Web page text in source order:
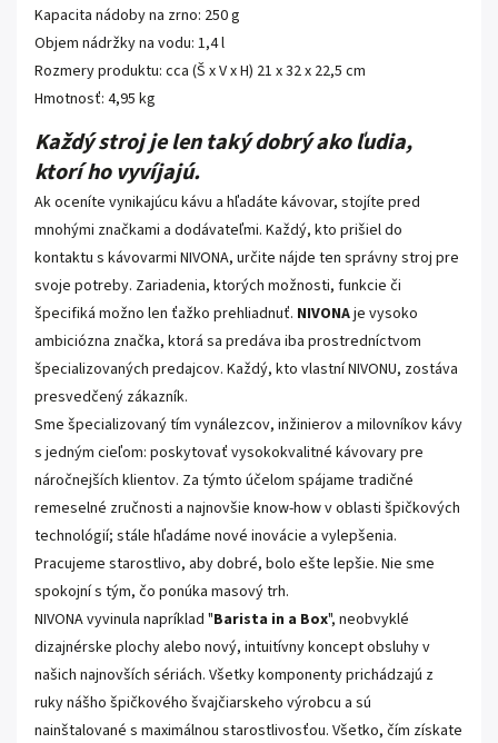
Kapacita nádoby na zrno: 250 g
Objem nádržky na vodu: 1,4 l
Rozmery produktu: cca (Š x V x H) 21 x 32 x 22,5 cm
Hmotnosť: 4,95 kg
Každý stroj je len taký dobrý ako ľudia,
ktorí ho vyvíjajú.
Ak oceníte vynikajúcu kávu a hľadáte kávovar, stojíte pred
mnohými značkami a dodávateľmi. Každý, kto prišiel do
kontaktu s kávovarmi NIVONA, určite nájde ten správny stroj pre
svoje potreby. Zariadenia, ktorých možnosti, funkcie či
špecifiká možno len ťažko prehliadnuť. NIVONAje vysoko
ambiciózna značka, ktorá sa predáva iba prostredníctvom
špecializovaných predajcov. Každý, kto vlastní NIVONU, zostáva
presvedčený zákazník.
Sme špecializovaný tím vynálezcov, inžinierov a milovníkov kávy
s jedným cieľom: poskytovať vysokokvalitné kávovary pre
náročnejších klientov. Za týmto účelom spájame tradičné
remeselné zručnosti a najnovšie know-how v oblasti špičkových
technológií; stále hľadáme nové inovácie a vylepšenia.
Pracujeme starostlivo, aby dobré, bolo ešte lepšie. Nie sme
spokojní s tým, čo ponúka masový trh.
NIVONA vyvinula napríklad "Barista in a Box", neobvyklé
dizajnérske plochy alebo nový, intuitívny koncept obsluhy v
našich najnovších sériách. Všetky komponenty prichádzajú z
ruky nášho špičkového švajčiarskeho výrobcu a sú
nainštalované s maximálnou starostlivosťou. Všetko, čím získate